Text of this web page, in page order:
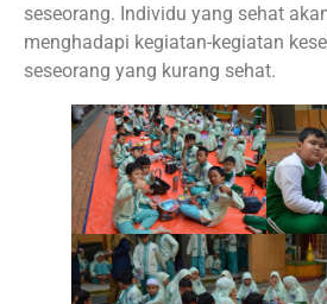
seseorang. Individu yang sehat
menghadapi kegiatan-kegiatan
seseorang yang kurang sehat.